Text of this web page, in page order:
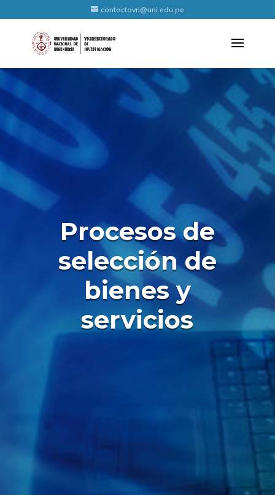
contactovri@uni.edu.pe
Procesos de
selección de
bienes y
servicios